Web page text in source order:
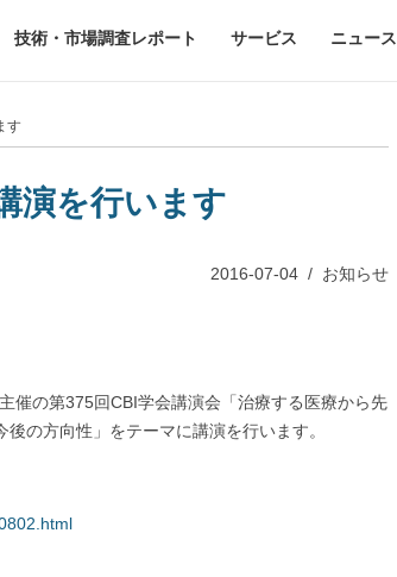
技術・市場調査レポート サービス ニュース
す
演を行います
2016-07-04 / お知らせ
の第375回CBI学会講演会「治療する医療から先
の方向性」をテーマに講演を行います。